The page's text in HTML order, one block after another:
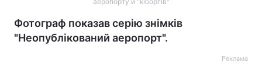
Фотограф показав серію знімків
"Неопублікований аеропорт".
Реклама